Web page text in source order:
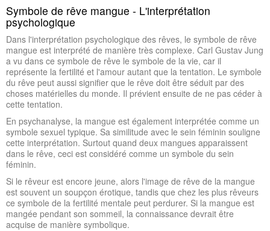
Symbole de rêve mangue - L'interprétation
psychologique
Dans l'interprétation psychologique des rêves, le symbole de rêve
mangue est interprété de manière très complexe. Carl Gustav Jung
a vu dans ce symbole de rêve le symbole de la vie, car il
représente la fertilité et l'amour autant que la tentation. Le symbole
du rêve peut aussi signifier que le rêve doit être séduit par des
choses matérielles du monde. Il prévient ensuite de ne pas céder à
cette tentation.
En psychanalyse, la mangue est également interprétée comme un
symbole sexuel typique. Sa similitude avec le sein féminin souligne
cette interprétation. Surtout quand deux mangues apparaissent
dans le rêve, ceci est considéré comme un symbole du sein
féminin.
Si le rêveur est encore jeune, alors l'image de rêve de la mangue
est souvent un soupçon érotique, tandis que chez les plus rêveurs
ce symbole de la fertilité mentale peut perdurer. Si la mangue est
mangée pendant son sommeil, la connaissance devrait être
acquise de manière symbolique.